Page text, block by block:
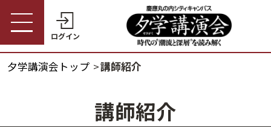
ログイン
夕学講演会トップ 講師紹介
講師紹介
夕学講演会とは